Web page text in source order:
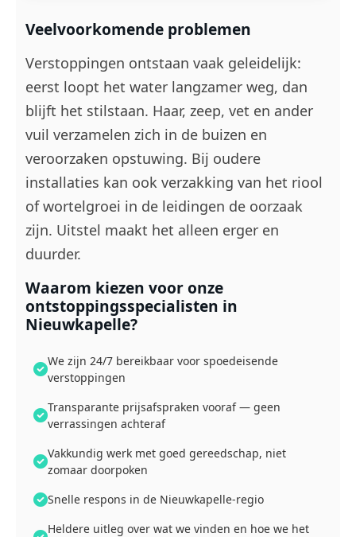
Veelvoorkomende problemen
Verstoppingen ontstaan vaak geleidelijk:
eerst loopt het water langzamer weg, dan
blijft het stilstaan. Haar, zeep, vet en ander
vuil verzamelen zich in de buizen en
veroorzaken opstuwing. Bij oudere
installaties kan ook verzakking van het riool
of wortelgroei in de leidingen de oorzaak
zijn. Uitstel maakt het alleen erger en
duurder.
Waarom kiezen voor onze
ontstoppingsspecialisten in
Nieuwkapelle?
We zijn 24/7 bereikbaar voor spoedeisende
verstoppingen
Transparante prijsafspraken vooraf — geen
verrassingen achteraf
Vakkundig werk met goed gereedschap, niet
zomaar doorpoken
Snelle respons in de Nieuwkapelle-regio
Heldere uitleg over wat we vinden en hoe we het